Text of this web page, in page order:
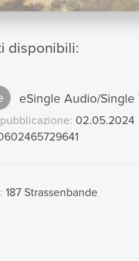
disponibili:
eSingle Audio/Single
02.05.2024
187 Strassenbande